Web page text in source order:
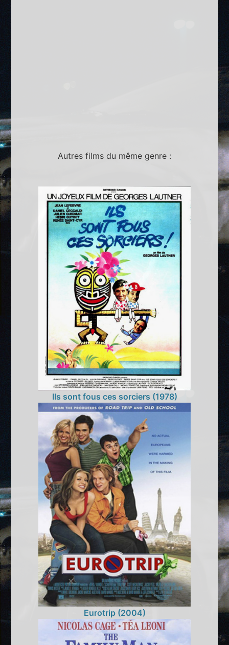
Autres films du même genre :
Ils sont fous ces sorciers (1978)
Eurotrip (2004)